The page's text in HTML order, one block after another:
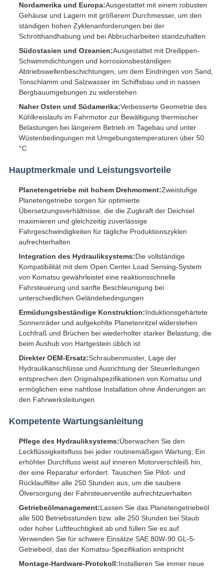
Nordamerika und Europa:Ausgestattet mit einem robusten
Gehäuse und Lagern mit größerem Durchmesser, um den
ständigen hohen Zyklenanforderungen bei der
Schrotthandhabung und bei Abbrucharbeiten standzuhalten
Südostasien und Ozeanien:Ausgestattet mit Dreilippen-
Schwimmdichtungen und korrosionsbeständigen
Abtriebswellenbeschichtungen, um dem Eindringen von Sand,
Tonschlamm und Salzwasser im Schiffsbau und in nassen
Bergbauumgebungen zu widerstehen
Naher Osten und Südamerika:Verbesserte Geometrie des
Kühlkreislaufs im Fahrmotor zur Bewältigung thermischer
Belastungen bei längerem Betrieb im Tagebau und unter
Wüstenbedingungen mit Umgebungstemperaturen über 50
°C
Hauptmerkmale und Leistungsvorteile
Planetengetriebe mit hohem Drehmoment:Zweistufige
Planetengetriebe sorgen für optimierte
Übersetzungsverhältnisse, die die Zugkraft der Deichsel
maximieren und gleichzeitig zuverlässige
Fahrgeschwindigkeiten für tägliche Produktionszyklen
aufrechterhalten
Integration des Hydrauliksystems:Die vollständige
Kompatibilität mit dem Open Center Load Sensing-System
von Komatsu gewährleistet eine reaktionsschnelle
Fahrsteuerung und sanfte Beschleunigung bei
unterschiedlichen Geländebedingungen
Ermüdungsbeständige Konstruktion:Induktionsgehärtete
Sonnenräder und aufgekohlte Planetenritzel widerstehen
Lochfraß und Brüchen bei wiederholter starker Belastung, die
beim Aushub von Hartgestein üblich ist
Direkter OEM-Ersatz:Schraubenmuster, Lage der
Hydraulikanschlüsse und Ausrichtung der Steuerleitungen
entsprechen den Originalspezifikationen von Komatsu und
ermöglichen eine nahtlose Installation ohne Änderungen an
den Fahrwerksleitungen
Kompetente Wartungsanleitung
Pflege des Hydrauliksystems:Überwachen Sie den
Leckflüssigkeitsfluss bei jeder routinemäßigen Wartung; Ein
erhöhter Durchfluss weist auf inneren Motorverschleiß hin,
der eine Reparatur erfordert. Tauschen Sie Pilot- und
Rücklauffilter alle 250 Stunden aus, um die saubere
Ölversorgung der Fahrsteuerventile aufrechtzuerhalten
Getriebeölmanagement:Lassen Sie das Planetengetriebeöl
alle 500 Betriebsstunden bzw. alle 250 Stunden bei Staub
oder hoher Luftfeuchtigkeit ab und füllen Sie es auf.
Verwenden Sie für schwere Einsätze SAE 80W-90 GL-5-
Getriebeöl, das der Komatsu-Spezifikation entspricht
Montage-Hardware-Protokoll:Installieren Sie immer neue